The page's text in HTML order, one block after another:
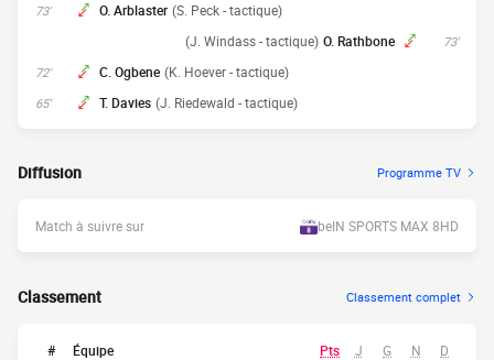
73' O. Arblaster (S. Peck - tactique)
73'
O. Rathbone
(J. Windass - tactique)
72' C. Ogbene (K. Hoever - tactique)
65' T. Davies (J. Riedewald - tactique)
Diffusion Programme TV
Match à suivre sur beIN SPORTS MAX 8HD
Classement Classement complet
# Équipe Pts J G N D